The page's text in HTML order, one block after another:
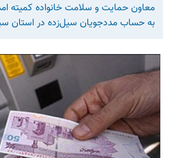
معاون حمایت و سلامت خانواده کمیته
به حساب مددجویان سیل‌زده در استان